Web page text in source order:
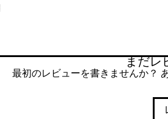
まだレ
最初のレビューを書きませんか？